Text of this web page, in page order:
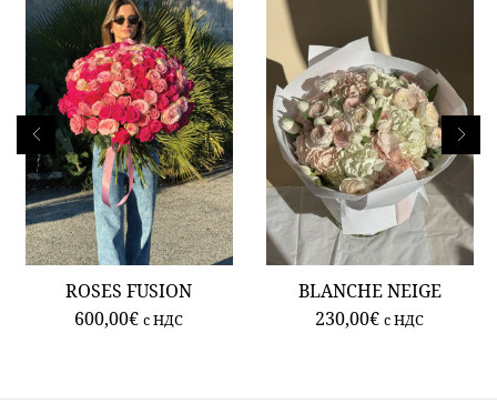
ROSES FUSION
600,00€ c НДС
BLANCHE NEIGE
230,00€ c НДС